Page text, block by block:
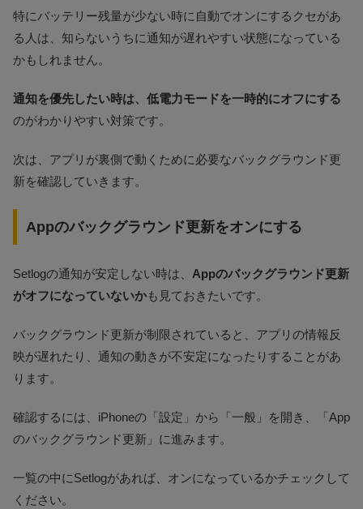
特にバッテリー残量が少ない時に自動でオンにするクセがあ
る人は、知らないうちに通知が遅れやすい状態になっている
かもしれません。
通知を優先したい時は、低電力モードを一時的にオフにする
のがわかりやすい対策です。
次は、アプリが裏側で動くために必要なバックグラウンド更
新を確認していきます。
Appのバックグラウンド更新をオンにする
Setlogの通知が安定しない時は、 Appのバックグラウンド更新
がオフになっていないかも見ておきたいです。
バックグラウンド更新が制限されていると、アプリの情報反
映が遅れたり、通知の動きが不安定になったりすることがあ
ります。
確認するには、iPhoneの「設定」から「一般」を開き、「App
のバックグラウンド更新」に進みます。
一覧の中にSetlogがあれば、オンになっているかチェックして
ください。